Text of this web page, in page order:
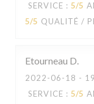
SERVICE : 5/5
5/5 QUALITÉ /
Etourneau D
2022-06-18 -
SERVICE : 5/5